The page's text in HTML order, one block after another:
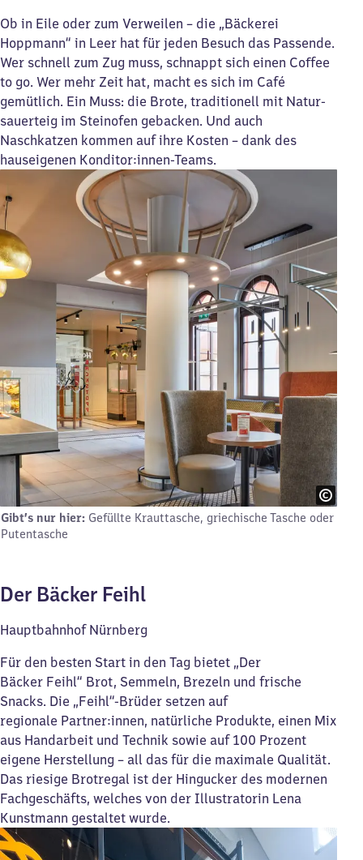
Ob in Eile oder zum Verweilen – die „Bäckerei
Hoppmann“ in Leer hat für jeden Besuch das Passende.
Wer schnell zum Zug muss, schnappt sich einen Coffee
to go. Wer mehr Zeit hat, macht es sich im Café
gemütlich. Ein Muss: die Brote, traditionell mit Natur­
sauerteig im Steinofen gebacken. Und auch
Naschkatzen kommen auf ihre Kosten – dank des
hauseigenen Konditor:innen-Teams.
Gibt’s nur hier: Gefüllte Krauttasche, griechische Tasche oder
Putentasche
Der Bäcker Feihl
Hauptbahnhof Nürnberg
Für den besten Start in den Tag bietet „Der
Bäcker Feihl“ Brot, Semmeln, Brezeln und frische
Snacks. Die „Feihl“-Brüder setzen auf
regionale Partner:innen, natürliche Produkte, einen Mix
aus Handarbeit und Technik sowie auf 100 Prozent
eigene Herstellung – all das für die maximale Qualität.
Das riesige Brotregal ist der Hingucker des modernen
Fachgeschäfts, welches von der Illustratorin Lena
Kunstmann gestaltet wurde.